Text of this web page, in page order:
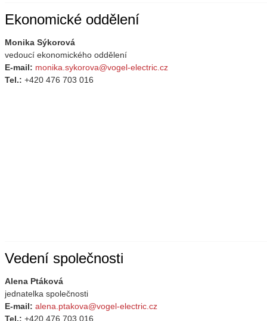
Ekonomické oddělení
Monika Sýkorová
vedoucí ekonomického oddělení
E-mail: monika.sykorova@vogel-electric.cz
Tel.: +420 476 703 016
Vedení společnosti
Alena Ptáková
jednatelka společnosti
E-mail: alena.ptakova@vogel-electric.cz
Tel.: +420 476 703 016